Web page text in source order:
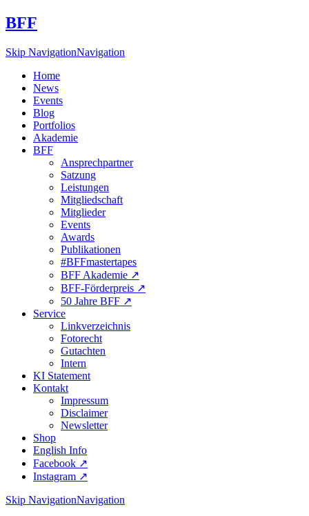
BFF
Skip NavigationNavigation
Home
News
Events
Blog
Portfolios
Akademie
BFF
Ansprechpartner
Satzung
Leistungen
Mitgliedschaft
Mitglieder
Events
Awards
Publikationen
#BFFmastertapes
BFF Akademie ↗︎
BFF-Förderpreis ↗︎
50 Jahre BFF ↗︎
Service
Linkverzeichnis
Fotorecht
Gutachten
Intern
KI Statement
Kontakt
Impressum
Disclaimer
Newsletter
Shop
English Info
Facebook ↗︎
Instagram ↗︎
Skip NavigationNavigation